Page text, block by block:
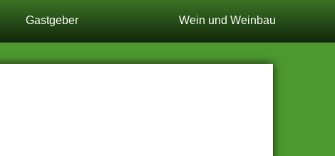
Gastgeber Wein und Weinbau